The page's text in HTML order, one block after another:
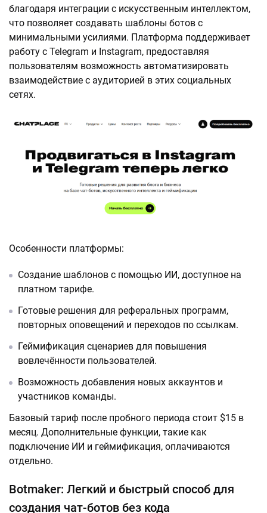
благодаря интеграции с искусственным интеллектом,
что позволяет создавать шаблоны ботов с
минимальными усилиями. Платформа поддерживает
работу с Telegram и Instagram, предоставляя
пользователям возможность автоматизировать
взаимодействие с аудиторией в этих социальных
сетях.
Особенности платформы:
Создание шаблонов с помощью ИИ, доступное на
платном тарифе.
Готовые решения для реферальных программ,
повторных оповещений и переходов по ссылкам.
Геймификация сценариев для повышения
вовлечённости пользователей.
Возможность добавления новых аккаунтов и
участников команды.
Базовый тариф после пробного периода стоит $15 в
месяц. Дополнительные функции, такие как
подключение ИИ и геймификация, оплачиваются
отдельно.
Botmaker: Легкий и быстрый способ для
создания чат-ботов без кода